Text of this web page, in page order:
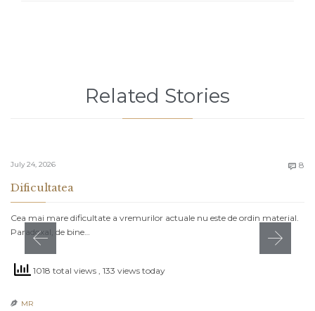
Related Stories
July 24, 2026  8
Dificultatea
Cea mai mare dificultate a vremurilor actuale nu este de ordin material.
Paradoxal, de bine…
1018 total views , 133 views today
 MR